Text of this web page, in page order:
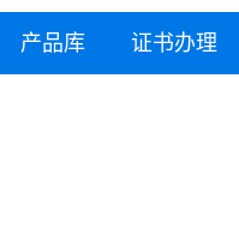
产品库 证书办理